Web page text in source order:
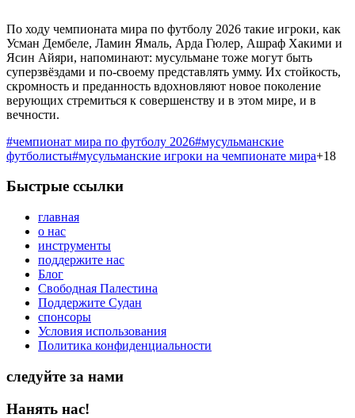
По ходу чемпионата мира по футболу 2026 такие игроки, как
Усман Дембеле, Ламин Ямаль, Арда Гюлер, Ашраф Хакими и
Ясин Айяри, напоминают: мусульмане тоже могут быть
суперзвёздами и по-своему представлять умму. Их стойкость,
скромность и преданность вдохновляют новое поколение
верующих стремиться к совершенству и в этом мире, и в
вечности.
#чемпионат мира по футболу 2026#мусульманские
футболисты#мусульманские игроки на чемпионате мира+18
Быстрые ссылки
главная
о нас
инструменты
поддержите нас
Блог
Свободная Палестина
Поддержите Судан
спонсоры
Условия использования
Политика конфиденциальности
следуйте за нами
Нанять нас!